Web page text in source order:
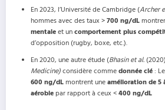
En 2023, l’Université de Cambridge (Archer
hommes avec des taux >700 ng/dL
mentaleet uncomportement plus
d’opposition (rugby, boxe, etc.).
En 2020, une autre étude (Bhasin et al.
Medicine)considère commedonnée clé :
600 ng/dLmontrent uneamélioration de 5
aérobiepar rapport à ceux <400 ng/dL